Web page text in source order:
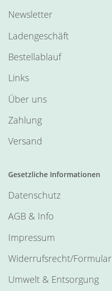
Newsletter
Ladengeschäft
Bestellablauf
Links
Über uns
Zahlung
Versand
Gesetzliche Informationen
Datenschutz
AGB & Info
Impressum
Widerrufsrecht/Formular
Umwelt & Entsorgung